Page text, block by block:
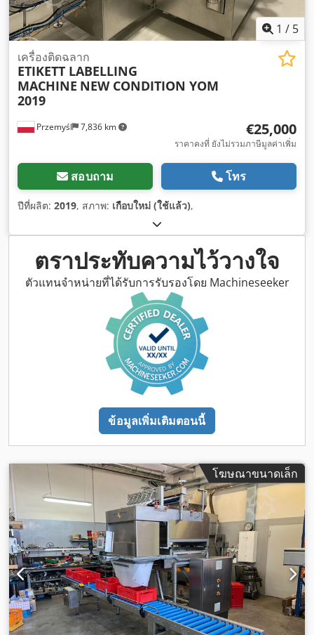
1 / 5
Przemyśl 7,836 km
เครื่องติดฉลาก
ETIKETT LABELLING
MACHINE NEW CONDITION YOM
2019
€25,000
ราคาคงที่ ยังไม่รวมภาษีมูลค่าเพิ่ม
สอบถาม โทร
ปีที่ผลิต: 2019, สภาพ: เกือบใหม่ (ใช้แล้ว),
ตราประทับความไว้วางใจ
ตัวแทนจำหน่ายที่ได้รับการรับรองโดย Machineseeker
ข้อมูลเพิ่มเติมตอนนี้
โฆษณาขนาดเล็ก